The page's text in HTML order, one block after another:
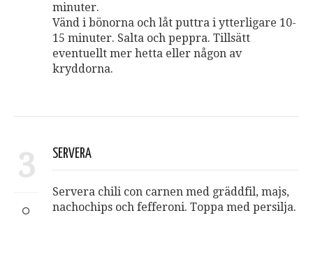
minuter.
Vänd i bönorna och låt puttra i ytterligare 10-
15 minuter. Salta och peppra. Tillsätt
eventuellt mer hetta eller någon av
kryddorna.
3 SERVERA
Servera chili con carnen med gräddfil, majs,
nachochips och fefferoni. Toppa med persilja.